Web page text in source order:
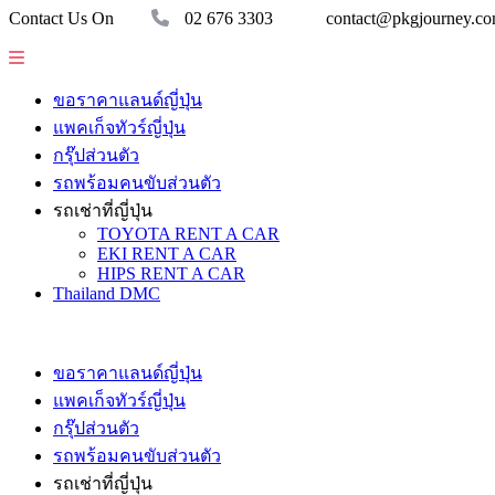
Contact Us On 02 676 3303
ขอราคาแลนด์ญี่ปุ่น
แพคเก็จทัวร์ญี่ปุ่น
กรุ๊ปส่วนตัว
รถพร้อมคนขับส่วนตัว
รถเช่าที่ญี่ปุ่น
TOYOTA RENT A CAR
EKI RENT A CAR
HIPS RENT A CAR
Thailand DMC
ขอราคาแลนด์ญี่ปุ่น
แพคเก็จทัวร์ญี่ปุ่น
กรุ๊ปส่วนตัว
รถพร้อมคนขับส่วนตัว
รถเช่าที่ญี่ปุ่น